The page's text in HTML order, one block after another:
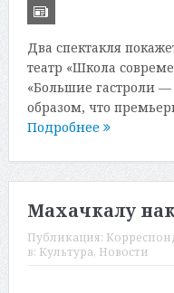
Два спектакля
театр «Школа
«Большие гастроли
образом, что
Подробнее
Махачкалу
Публикация:
в: Культура, Новости